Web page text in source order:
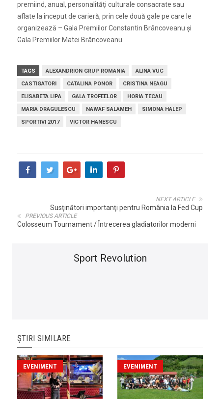
premiind, anual, personalităţi culturale consacrate sau
aflate la început de carieră, prin cele două gale pe care le
organizează – Gala Premiilor Constantin Brâncoveanu şi
Gala Premiilor Matei Brâncoveanu.
TAGS ALEXANDRION GRUP ROMANIA
ALINA VUC
CASTIGATORI
CATALINA PONOR
CRISTINA NEAGU
ELISABETA LIPA
GALA TROFEELOR
HORIA TECAU
MARIA DRAGULESCU
NAWAF SALAMEH
SIMONA HALEP
SPORTIVI 2017
VICTOR HANESCU
NEXT ARTICLE
Susţinători importanţi pentru România la Fed Cup
PREVIOUS ARTICLE
Colosseum Tournament / Întrecerea gladiatorilor moderni
Sport Revolution
ȘTIRI SIMILARE
EVENIMENT EVENIMENT